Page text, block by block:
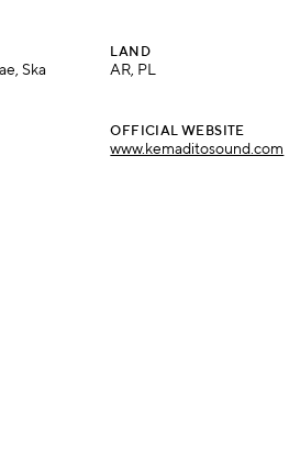
Ska
LAND
AR, PL
OFFICIAL WEBSITE
www.kemaditosound.com